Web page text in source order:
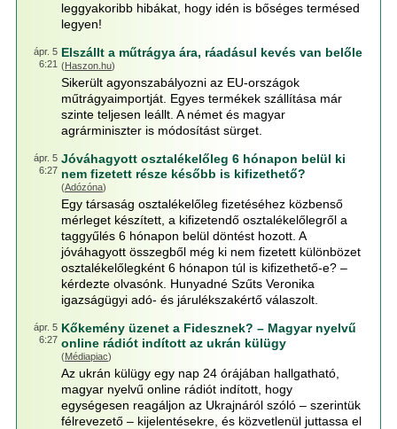
leggyakoribb hibákat, hogy idén is bőséges termésed
legyen!
ápr. 5
6:21
Elszállt a műtrágya ára, ráadásul kevés van belőle
(Haszon.hu)
Sikerült agyonszabályozni az EU-országok
műtrágyaimportját. Egyes termékek szállítása már
szinte teljesen leállt. A német és magyar
agrárminiszter is módosítást sürget.
ápr. 5
6:27
Jóváhagyott osztalékelőleg 6 hónapon belül ki
nem fizetett része később is kifizethető?
(Adózóna)
Egy társaság osztalékelőleg fizetéséhez közbenső
mérleget készített, a kifizetendő osztalékelőlegről a
taggyűlés 6 hónapon belül döntést hozott. A
jóváhagyott összegből még ki nem fizetett különbözet
osztalékelőlegként 6 hónapon túl is kifizethető-e? –
kérdezte olvasónk. Hunyadné Szűts Veronika
igazságügyi adó- és járulékszakértő válaszolt.
ápr. 5
6:27
Kőkemény üzenet a Fidesznek? – Magyar nyelvű
online rádiót indított az ukrán külügy
(Médiapiac)
Az ukrán külügy egy nap 24 órájában hallgatható,
magyar nyelvű online rádiót indított, hogy
egységesen reagáljon az Ukrajnáról szóló – szerintük
félrevezető – kijelentésekre, és közvetlenül juttassa el